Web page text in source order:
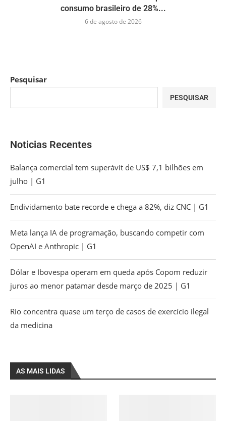
consumo brasileiro de 28%...
6 de agosto de 2026
Pesquisar
PESQUISAR
Noticias Recentes
Balança comercial tem superávit de US$ 7,1 bilhões em
julho | G1
Endividamento bate recorde e chega a 82%, diz CNC | G1
Meta lança IA de programação, buscando competir com
OpenAI e Anthropic | G1
Dólar e Ibovespa operam em queda após Copom reduzir
juros ao menor patamar desde março de 2025 | G1
Rio concentra quase um terço de casos de exercício ilegal
da medicina
AS MAIS LIDAS